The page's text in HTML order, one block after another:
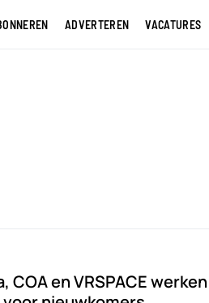
ADVERTEREN VACATURES
COA en VRSPACE werken